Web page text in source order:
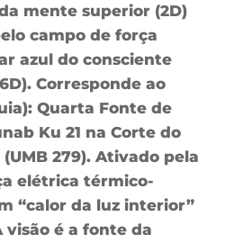
mente superior (2D)
campo de força
azul do consciente
Corresponde ao
Quarta Fonte de
Ku 21 na Corte do
279). Ativado pela
elétrica térmico-
“calor da luz interior”
visão é a fonte da